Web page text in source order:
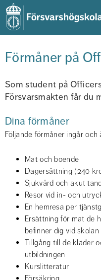
studera på campus
Förmåner på
Som student på
Försvarsmakten får du
Dina förmåner
Följande förmåner ingår och
Mat och boende
Dagersättning (240
Sjukvård och akut
Resor vid in- och
En hemresa per
Ersättning för mat de
befinner dig vid skolan
Tillgång till de kläder
utbildningen
Kurslitteratur